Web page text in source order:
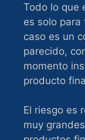
Todo lo que
es solo para
caso es un
parecido,
momento
producto
El riesgo es
muy